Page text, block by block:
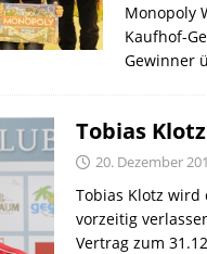
Monopoly
Kaufhof-
Gewinner
Tobias
20. Dezember
Tobias Klotz wird
vorzeitig
Vertrag zum